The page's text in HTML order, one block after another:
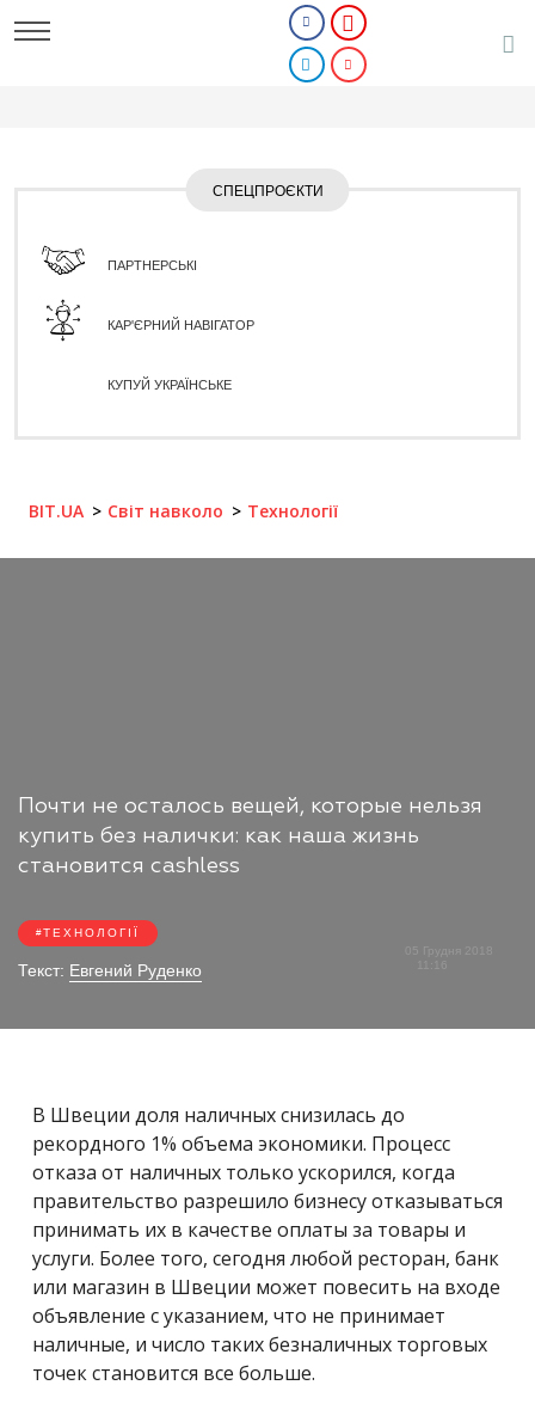
СПЕЦПРОЄКТИ
ПАРТНЕРСЬКІ
КАР'ЄРНИЙ НАВІГАТОР
КУПУЙ УКРАЇНСЬКЕ
BIT.UA Світ навколо Технології
Почти не осталось вещей, которые нельзя
купить без налички: как наша жизнь
становится cashless
ТЕХНОЛОГІЇ
Текст: Евгений Руденко
05 Грудня 2018
В Швеции доля наличных снизилась до
рекордного 1% объема экономики. Процесс
отказа от наличных только ускорился, когда
правительство разрешило бизнесу отказываться
принимать их в качестве оплаты за товары и
услуги. Более того, сегодня любой ресторан, банк
или магазин в Швеции может повесить на входе
объявление с указанием, что не принимает
наличные, и число таких безналичных торговых
точек становится все больше.